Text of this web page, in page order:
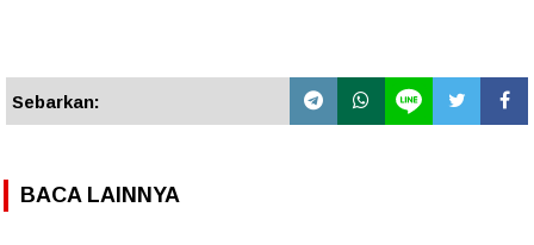
Sebarkan:
BACA LAINNYA